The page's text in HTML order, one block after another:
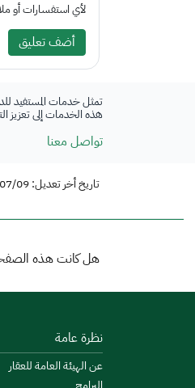
لأي استفسارات أو
أضف تعليق
تمثل خدمات المستفيد
هذه الخدمات إلى تعزيز
تواصل معنا
تاريخ أخر تعديل: 2025/07/09 3:54 م
هل كانت هذه
نظرة عامة
عن الهيئة العامة للعقار